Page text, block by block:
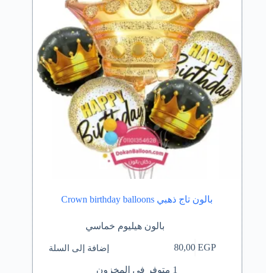
بالون تاج ذهبي Crown birthday balloons
بالون هيليوم خماسي
80,00EGP إضافة إلى السلة
1 متوفر في المخزون